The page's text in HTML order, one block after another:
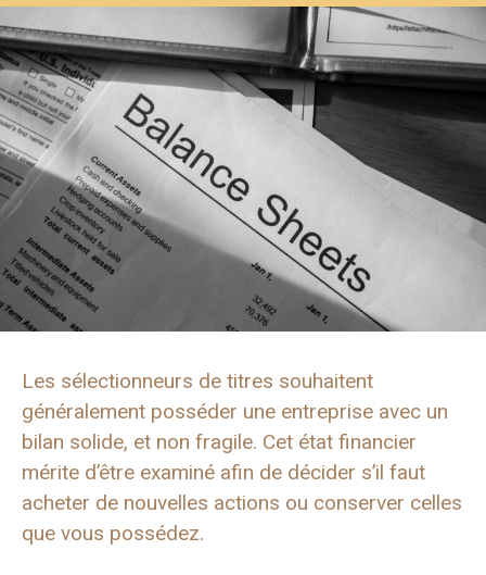
Les sélectionneurs de titres souhaitent
généralement posséder une entreprise avec un
bilan solide, et non fragile. Cet état financier
mérite d’être examiné afin de décider s’il faut
acheter de nouvelles actions ou conserver celles
que vous possédez.